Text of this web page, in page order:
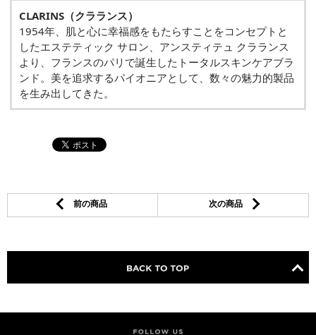
CLARINS（クラランス）
1954年、肌と心に幸福感をもたらすことをコンセプトと
したエステティック サロン、アンスティテュ クラランス
より、フランスのパリで誕生したトータルスキンケアブラ
ンド。美を追求するパイオニアとして、数々の魅力的製品
を生み出してきた。
前の商品 次の商品